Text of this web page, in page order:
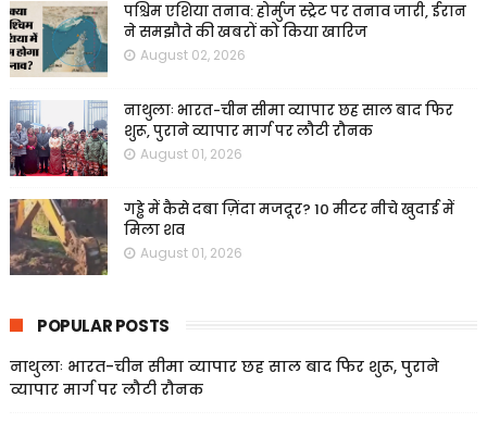
पश्चिम एशिया तनाव: होर्मुज स्ट्रेट पर तनाव जारी, ईरान
ने समझौते की खबरों को किया खारिज
August 02, 2026
नाथुलाः भारत-चीन सीमा व्यापार छह साल बाद फिर
शुरू, पुराने व्यापार मार्ग पर लौटी रौनक
August 01, 2026
गड्ढे में कैसे दबा ज़िंदा मजदूर? 10 मीटर नीचे खुदाई में
मिला शव
August 01, 2026
POPULAR POSTS
नाथुलाः भारत-चीन सीमा व्यापार छह साल बाद फिर शुरू, पुराने
व्यापार मार्ग पर लौटी रौनक